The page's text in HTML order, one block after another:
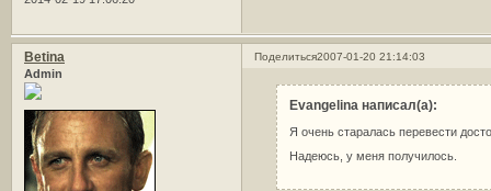
Поделиться2007-01-20 21:14:03
Betina
Admin
Evangelina написал(а):
Я очень старалась перевести
Надеюсь, у меня получилось.